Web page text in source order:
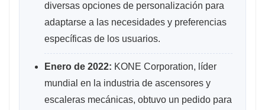
diversas opciones de personalización para
adaptarse a las necesidades y preferencias
específicas de los usuarios.
Enero de 2022: KONE Corporation, líder
mundial en la industria de ascensores y
escaleras mecánicas, obtuvo un pedido para